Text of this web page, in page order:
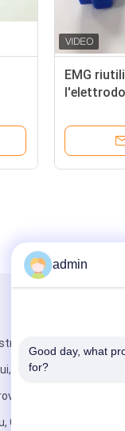
EMG
40mm di
strada di
di
Cina
admin
Good day, what
for?